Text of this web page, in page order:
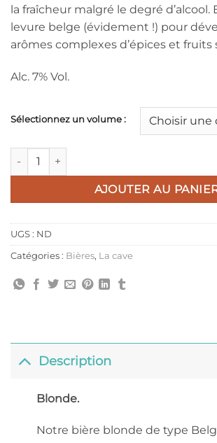
la fraîcheur malgré le degré
levure belge (évidement !) pour
arômes complexes d’épices et fruits
Alc. 7% Vol.
Sélectionnez un volume :
quantité de Bière AUSSAU Belgian Strong
AJOUTER AU
UGS : ND
Catégories : Bières, La cave
Description
Blonde.
Notre bière blonde de type